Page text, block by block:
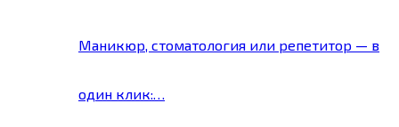
Маникюр, стоматология или репетитор — в
один клик:…